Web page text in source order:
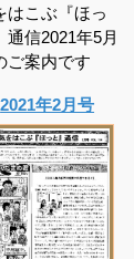
はこぶ『ほっ
通信2021年5月
ご案内です
2021年2月号